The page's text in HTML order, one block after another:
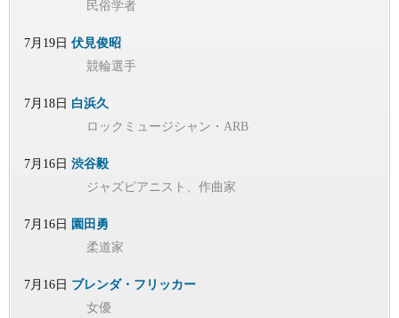
民俗学者
7月19日 伏見俊昭
競輪選手
7月18日 白浜久
ロックミュージシャン・ARB
7月16日 渋谷毅
ジャズピアニスト、作曲家
7月16日 園田勇
柔道家
7月16日 ブレンダ・フリッカー
女優